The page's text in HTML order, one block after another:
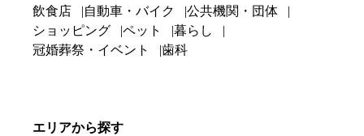
飲食店
自動車・バイク
公共機関・団体
ショッピング
ペット
暮らし
冠婚葬祭・イベント
歯科
エリアから探す